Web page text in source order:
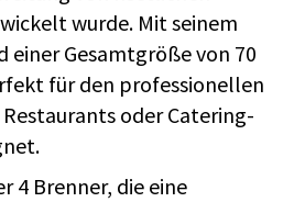
wurde. Mit seinem
einer Gesamtgröße von 70
für den professionellen
oder Catering-
4 Brenner, die eine